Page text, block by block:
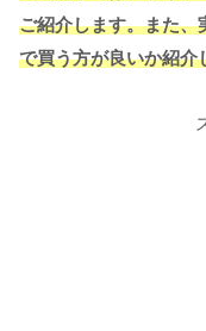
ご紹介します。また、
で買う方が良いか紹介